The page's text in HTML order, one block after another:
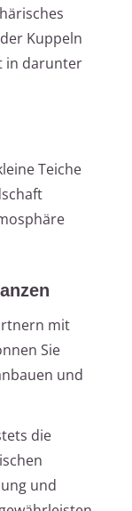
Kuppeln
in darunter
Teiche
mit
Sie
und
die
und